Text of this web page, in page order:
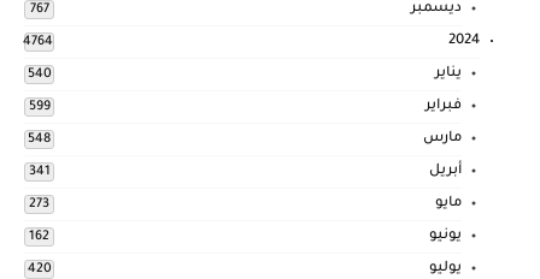
ديسمبر 767
2024
4764
يناير 540
فبراير 599
مارس 548
أبريل 341
مايو 273
يونيو 162
يوليو 420